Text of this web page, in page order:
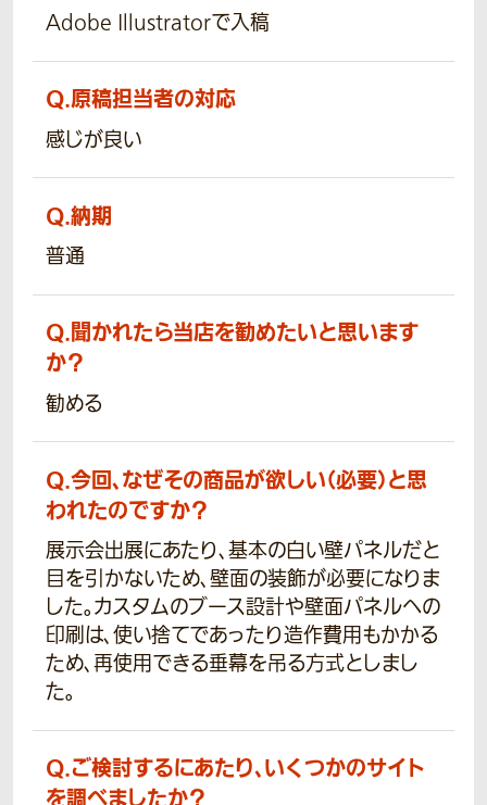
Adobe Illustratorで入稿
Q.原稿担当者の対応
感じが良い
Q.納期
普通
Q.聞かれたら当店を勧めたいと思います
か？
勧める
Q.今回、なぜその商品が欲しい（必要）と思
われたのですか？
展示会出展にあたり、基本の白い壁パネルだと
目を引かないため、壁面の装飾が必要になりま
した。カスタムのブース設計や壁面パネルへの
印刷は、使い捨てであったり造作費用もかかる
ため、再使用できる垂幕を吊る方式としまし
た。
Q.ご検討するにあたり、いくつかのサイト